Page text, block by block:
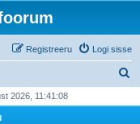
Logi sisse
Registreeru
2026, 11:41:08